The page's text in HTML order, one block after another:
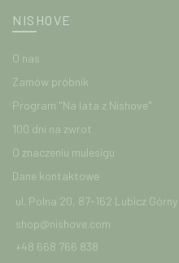
NISHOVE
O nas
Zamów próbnik
Program "Na lata z Nishove"
100 dni na zwrot
O znaczeniu mulesigu
Dane kontaktowe
ul. Polna 20, 87-162 Lubicz Górny
shop@nishove.com
+48 668 766 838